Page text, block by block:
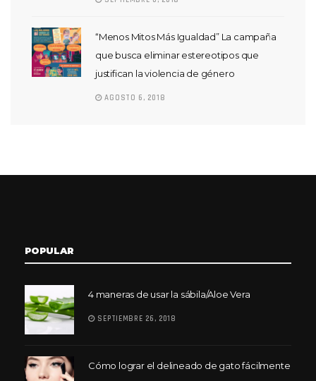
“Menos Mitos Más Igualdad” La campaña
que busca eliminar estereotipos que
justifican la violencia de género
AGOSTO 6, 2018
POPULAR
4 maneras de usar la sábila/Aloe Vera
SEPTIEMBRE 26, 2018
Cómo lograr el delineado de gato fácilmente